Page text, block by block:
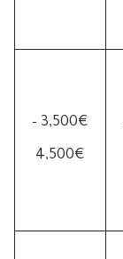
3,500€ –
4,500€